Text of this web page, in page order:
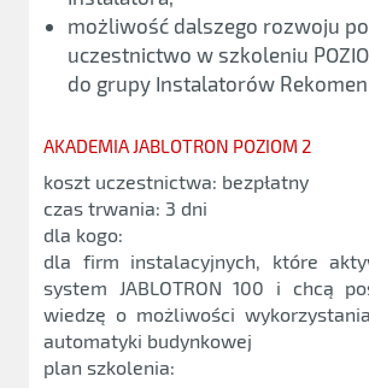
możliwość dalszego rozwoju
uczestnictwo w szkoleniu
do grupy Instalatorów
AKADEMIA JABLOTRON POZIOM 2
koszt uczestnictwa: bezpłatny
czas trwania: 3 dni
dla kogo:
dla firm instalacyjnych, które
system JABLOTRON 100 i chcą
wiedzę o możliwości
automatyki budynkowej
plan szkolenia: